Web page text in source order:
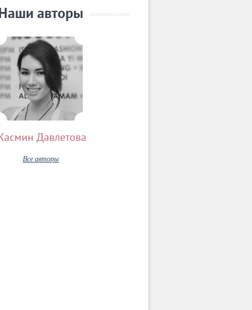
авторы
Давлетова
Все авторы